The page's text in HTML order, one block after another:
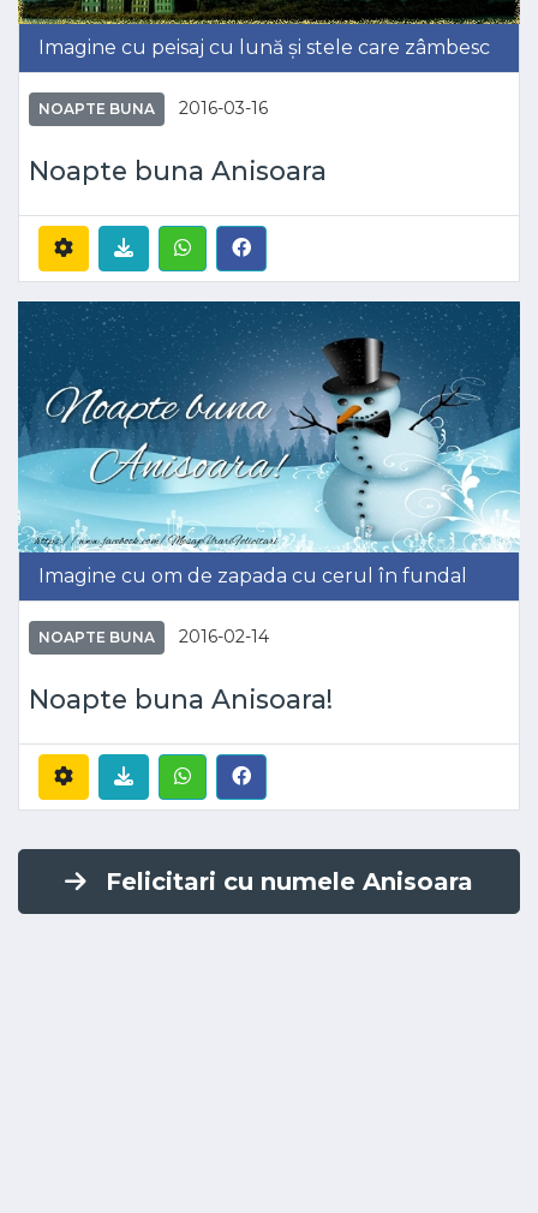
Imagine cu peisaj cu lună și stele care zâmbesc
NOAPTE BUNA 2016-03-16
Noapte buna Anisoara
Imagine cu om de zapada cu cerul în fundal
NOAPTE BUNA 2016-02-14
Noapte buna Anisoara!
Felicitari cu numele Anisoara